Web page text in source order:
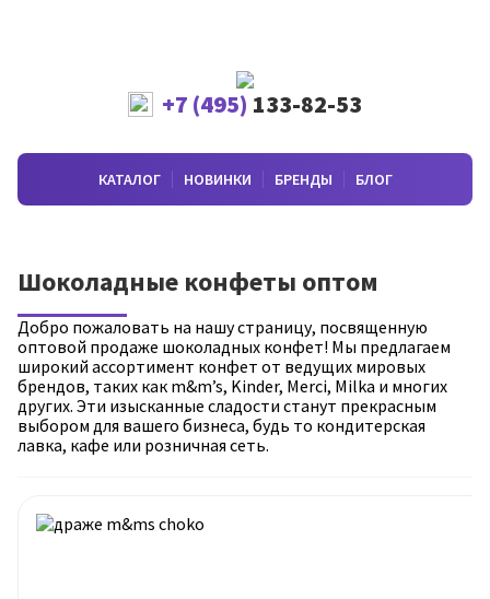
+7 (495) 133-82-53
КАТАЛОГ НОВИНКИ БРЕНДЫ БЛОГ
Шоколадные конфеты оптом
Добро пожаловать на нашу страницу, посвященную
оптовой продаже шоколадных конфет! Мы предлагаем
широкий ассортимент конфет от ведущих мировых
брендов, таких как m&m’s, Kinder, Merci, Milka и многих
других. Эти изысканные сладости станут прекрасным
выбором для вашего бизнеса, будь то кондитерская
лавка, кафе или розничная сеть.